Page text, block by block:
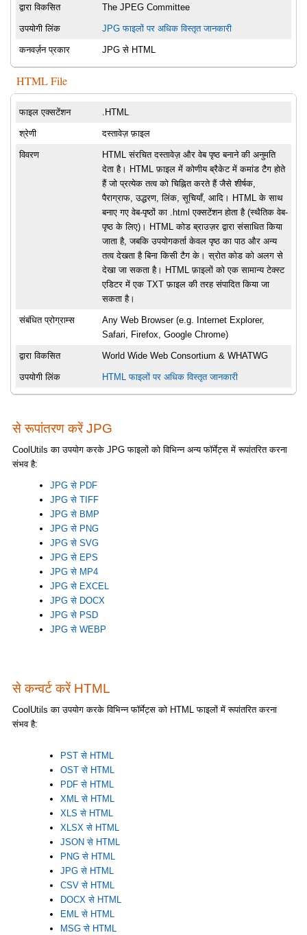
द्वारा विकसित The JPEG Committee
उपयोगी लिंक JPG फाइलों पर अधिक विस्तृत जानकारी
कनवर्ज़न प्रकार JPG से HTML
HTML File
फाइल एक्सटेंशन .HTML
श्रेणी दस्तावेज़ फ़ाइल
विवरण
HTML संरचित दस्तावेज़ और वेब पृष्ठ बनाने की अनुमति
देता है। HTML फ़ाइल में कोणीय ब्रैकेट में कमांड टैग होते
हैं जो प्रत्येक तत्व को चिह्नित करते हैं जैसे शीर्षक,
पैराग्राफ, उद्धरण, लिंक, सूचियाँ, आदि। HTML के साथ
बनाए गए वेब-पृष्ठों का .html एक्सटेंशन होता है (स्थैतिक वेब-
पृष्ठ के लिए)। HTML कोड ब्राउज़र द्वारा संसाधित किया
जाता है, जबकि उपयोगकर्ता केवल पृष्ठ का पाठ और अन्य
तत्व देखता है बिना किसी टैग के। स्रोत कोड को अलग से
देखा जा सकता है। HTML फ़ाइलों को एक सामान्य टेक्स्ट
एडिटर में एक TXT फ़ाइल की तरह संपादित किया जा
सकता है।
संबंधित प्रोग्राम्स
Any Web Browser (e.g. Internet Explorer,
Safari, Firefox, Google Chrome)
द्वारा विकसित World Wide Web Consortium & WHATWG
उपयोगी लिंक HTML फाइलों पर अधिक विस्तृत जानकारी
से रूपांतरण करें JPG
CoolUtils का उपयोग करके JPG फाइलों को विभिन्न अन्य फॉर्मेट्स में रूपांतरित करना
संभव है:
JPG से PDF
JPG से TIFF
JPG से BMP
JPG से PNG
JPG से SVG
JPG से EPS
JPG से MP4
JPG से EXCEL
JPG से DOCX
JPG से PSD
JPG से WEBP
से कन्वर्ट करें HTML
CoolUtils का उपयोग करके विभिन्न फॉर्मेट्स को HTML फाइलों में रूपांतरित करना
संभव है:
PST से HTML
OST से HTML
PDF से HTML
XML से HTML
XLS से HTML
XLSX से HTML
JSON से HTML
PNG से HTML
JPG से HTML
CSV से HTML
DOCX से HTML
EML से HTML
MSG से HTML